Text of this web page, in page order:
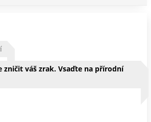
zničit váš zrak. Vsaďte na přírodní